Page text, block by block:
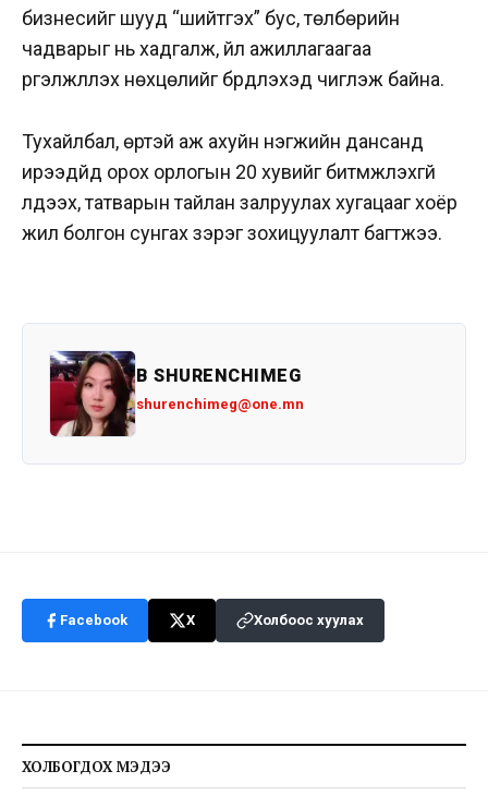
бизнесийг шууд “шийтгэх” бус, төлбөрийн
чадварыг нь хадгалж, үйл ажиллагаагаа
үргэлжлүүлэх нөхцөлийг бүрдүүлэхэд чиглэж байна.
Тухайлбал, өртэй аж ахуйн нэгжийн дансанд
ирээдүйд орох орлогын 20 хувийг битүүмжлэхгүй
үлдээх, татварын тайлан залруулах хугацааг хоёр
жил болгон сунгах зэрэг зохицуулалт багтжээ.
B SHURENCHIMEG
shurenchimeg@one.mn
Facebook X Холбоос хуулах
ХОЛБОГДОХ МЭДЭЭ